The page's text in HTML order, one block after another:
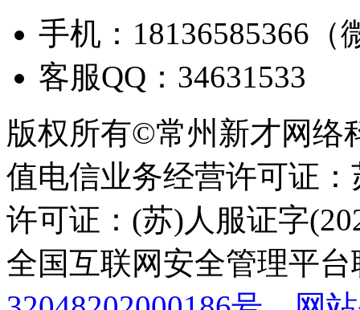
手机：18136585366（
客服QQ：34631533
版权所有©常州新才网络
值电信业务经营许可证
许可证：(苏)人服证字
全国互联网安全管理平